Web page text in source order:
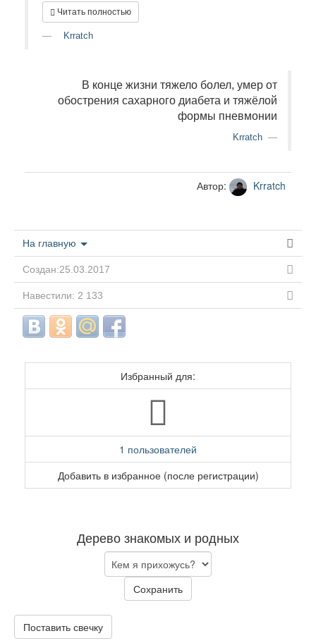
Читать полностью
Krratch
В конце жизни тяжело болел, умер от
обострения сахарного диабета и тяжёлой
формы пневмонии
Krratch
Автор: Krratch
На главную
Создан:25.03.2017
Навестили: 2 133
Избранный для:
1 пользователей
Добавить в избранное (после регистрации)
Дерево знакомых и родных
Сохранить
Поставить свечку